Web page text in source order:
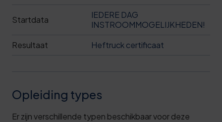
Startdata
IEDERE DAG
INSTROOMMOGELIJKHEDEN!
Resultaat
Heftruck certificaat
Opleiding types
Er zijn verschillende typen beschikbaar voor deze